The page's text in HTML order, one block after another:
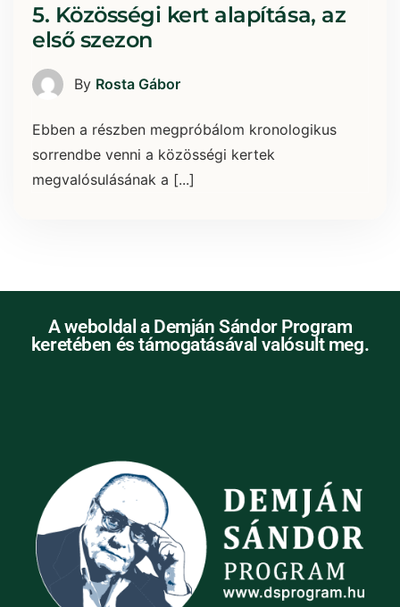
5. Közösségi kert alapítása, az
első szezon
By Rosta Gábor
Ebben a részben megpróbálom kronologikus
sorrendbe venni a közösségi kertek
megvalósulásának a [...]
A weboldal a Demján Sándor Program
keretében és támogatásával valósult meg.